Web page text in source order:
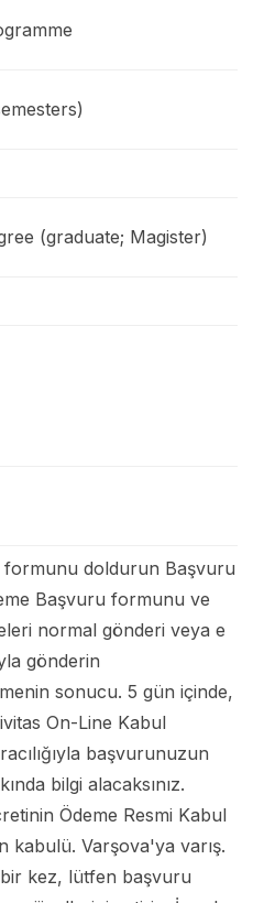
(graduate; Magister)
doldurun Başvuru
Başvuru formunu ve
normal gönderi veya e
gönderin
sonucu. 5 gün içinde,
On-Line Kabul
başvurunuzun
bilgi alacaksınız.
Ödeme Resmi Kabul
kabulü. Varşova'ya varış.
kez, lütfen başvuru